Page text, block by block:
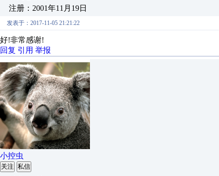
注册：2001年11月19日
发表于：2017-11-05 21:21:22
好!非常感谢!
回复 引用 举报
小控虫
关注 私信